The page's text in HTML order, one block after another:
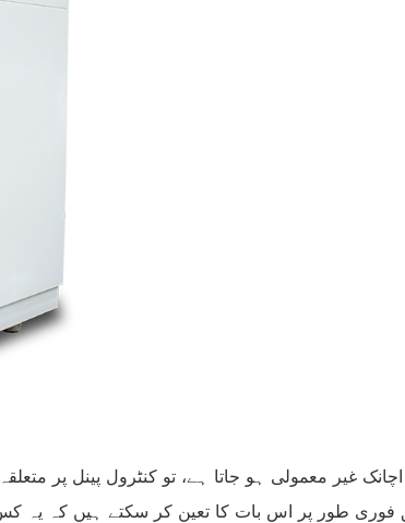
غیر معمولی ہو جاتا ہے، تو کنٹرول پینل پر
طور پر اس بات کا تعین کر سکتے ہیں کہ یہ